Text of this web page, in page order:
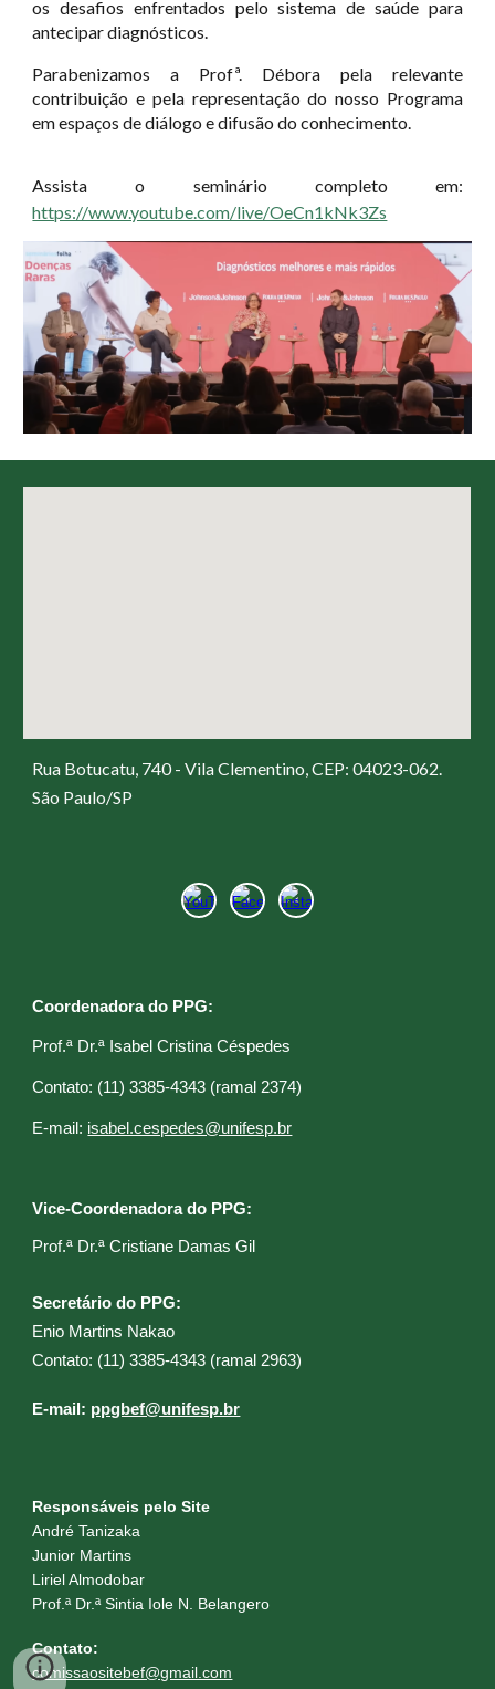
os desafios enfrentados pelo sistema de saúde para
antecipar diagnósticos.
Parabenizamos a Profª. Débora pela relevante
contribuição e pela representação do nosso Programa
em espaços de diálogo e difusão do conhecimento.
Assista o seminário completo em:
https://www.youtube.com/live/OeCn1kNk3Zs
Rua Botucatu, 740 - Vila Clementino, CEP: 04023-062.
São Paulo/SP
Coordenadora do PPG:
Prof.ª Dr.ª Isabel Cristina Céspedes
Contato: (11) 3385-4343 (ramal 2374)
E-mail: isabel.cespedes@unifesp.br
Vice-Coordenadora do PPG:
Prof.ª Dr.ª Cristiane Damas Gil​
Secretário do PPG:
Enio Martins Nakao
Contato: (11) 3385-4343 (ramal 2963)
E-mail: ppgbef@unifesp.br
Responsáveis pelo Site
André Tanizaka
Junior Martins
Liriel Almodobar
Prof.ª Dr.ª Sintia Iole N. Belangero
Contato:
comissaositebef@gmail.com